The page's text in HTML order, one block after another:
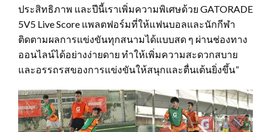
ประสิทธิภาพ และปีนี้เราเพิ่มความพิเศษด้วย GATORADE
5V5 Live Score แพลตฟอร์มที่ให้แฟนบอลและนักกีฬา
ติดตามผลการแข่งขันทุกสนามได้แบบสด ๆ ผ่านช่องทาง
ออนไลน์ได้อย่างง่ายดาย ทำให้เพิ่มความสะดวกสบาย
และอรรถรสของการแข่งขันให้สนุกและตื่นเต้นยิ่งขึ้น”